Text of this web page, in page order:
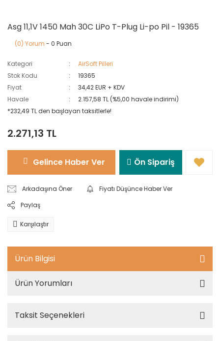
Asg 11,1V 1450 Mah 30C LiPo T-Plug Li-po Pil - 19365
(0) Yorum - 0 Puan
Kategori
AirSoft Pilleri
Stok Kodu
19365
Fiyat
34,42 EUR + KDV
Havale
2.157,58 TL (%5,00 havale indirimi)
*232,49 TL den başlayan taksitlerle!
2.271,13 TL
Gelince Haber Ver Ön Sipariş
Arkadaşına Öner
Fiyatı Düşünce Haber Ver
Paylaş
Karşılaştır
Ürün Bilgisi
Ürün Yorumları
Taksit Seçenekleri